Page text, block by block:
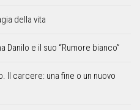
della vita
Danilo e il suo “Rumore bianco”
Il carcere: una fine o un nuovo